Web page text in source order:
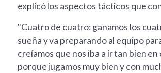
explicó los aspectos tácticos que
"Cuatro de cuatro: ganamos los
sueña y va preparando al equipo
creíamos que nos iba a ir tan bien
porque jugamos muy bien y con